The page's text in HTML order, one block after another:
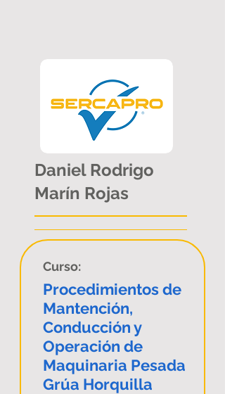
Daniel Rodrigo
Marín Rojas
Curso:
Procedimientos de
Mantención,
Conducción y
Operación de
Maquinaria Pesada
Grúa Horquilla